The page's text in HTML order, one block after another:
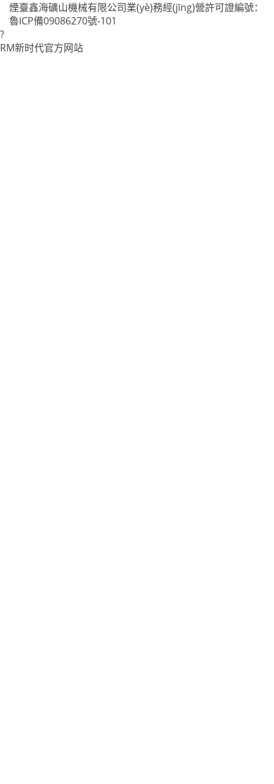
煙臺鑫海礦山機械有限公司業(yè)務經(jīng)營許可證編號：
魯ICP備09086270號-101
?
RM新时代官方网站